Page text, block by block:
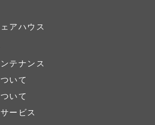
ット
テーブル
ド
ト
ース
材
S
M
L
アハウス
テナンス
いて
いて
ービス